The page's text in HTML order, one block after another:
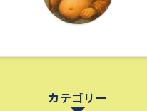
カテゴリー